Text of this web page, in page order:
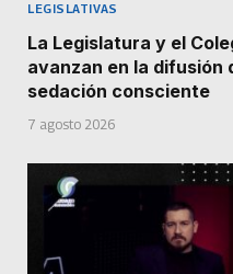
LEGISLATIVAS
La Legislatura y el
avanzan en la difusión
sedación consciente
7 agosto 2026